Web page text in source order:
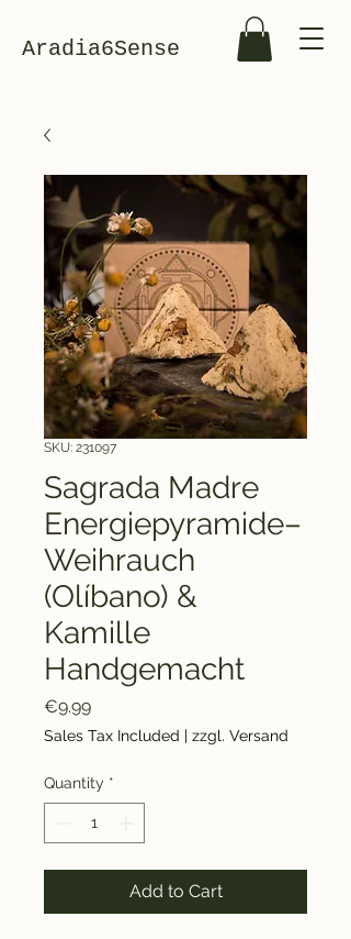
Aradia6Sense
SKU: 231097
Sagrada Madre
Energiepyramide–
Weihrauch
(Olíbano) &
Kamille
Handgemacht
€9.99Price
Sales Tax Included | zzgl. Versand
Quantity *
Add to Cart